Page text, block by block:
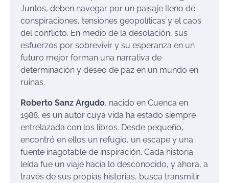
Juntos, deben navegar por un paisaje lleno de
conspiraciones, tensiones geopolíticas y el caos
del conflicto. En medio de la desolación, sus
esfuerzos por sobrevivir y su esperanza en un
futuro mejor forman una narrativa de
determinación y deseo de paz en un mundo en
ruinas.
Roberto Sanz Argudo, nacido en Cuenca en
1988, es un autor cuya vida ha estado siempre
entrelazada con los libros. Desde pequeño,
encontró en ellos un refugio, un escape y una
fuente inagotable de inspiración. Cada historia
leída fue un viaje hacia lo desconocido, y ahora, a
través de sus propias historias, busca transmitir